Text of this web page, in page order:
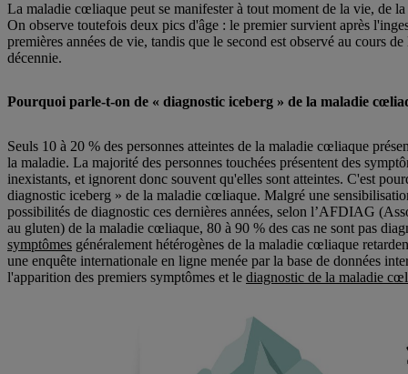
La maladie cœliaque peut se manifester à tout moment de la vie, de
On observe toutefois deux pics d'âge : le premier survient après
premières années de vie, tandis que le second est observé au cours
décennie.
Pourquoi parle-t-on de « diagnostic iceberg » de la maladie
Seuls 10 à 20 % des personnes atteintes de la maladie cœliaque
la maladie. La majorité des personnes touchées présentent des
inexistants, et ignorent donc souvent qu'elles sont atteintes. C'est
diagnostic iceberg » de la maladie cœliaque. Malgré une
possibilités de diagnostic ces dernières années, selon l’AFDIAG
au gluten) de la maladie cœliaque, 80 à 90 % des cas ne sont pas
symptômes généralement hétérogènes de la maladie cœliaque
une enquête internationale en ligne menée par la base de données
l'apparition des premiers symptômes et le diagnostic de la maladie